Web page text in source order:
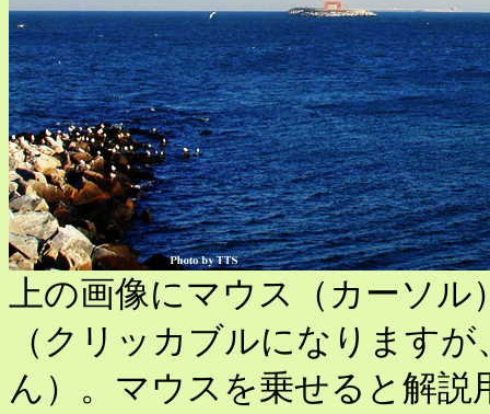
上の画像にマウス（カーソ
（クリッカブルになります
ん）。マウスを乗せると解